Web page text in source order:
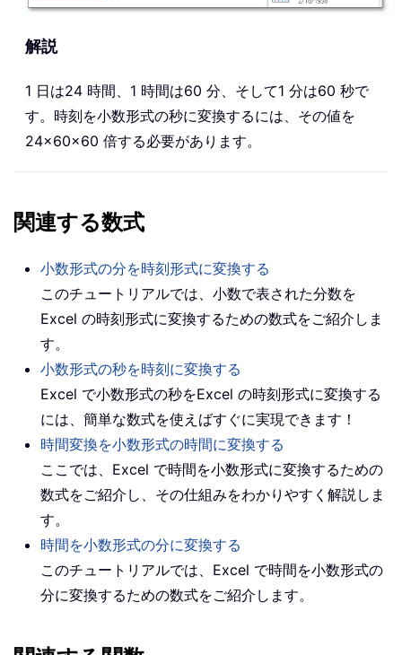
解説
1 日は24 時間、1 時間は60 分、そして1 分は60 秒で
す。時刻を小数形式の秒に変換するには、その値を
24×60×60 倍する必要があります。
関連する数式
小数形式の分を時刻形式に変換する
このチュートリアルでは、小数で表された分数を
Excel の時刻形式に変換するための数式をご紹介しま
す。
小数形式の秒を時刻に変換する
Excel で小数形式の秒をExcel の時刻形式に変換する
には、簡単な数式を使えばすぐに実現できます！
時間変換を小数形式の時間に変換する
ここでは、Excel で時間を小数形式に変換するための
数式をご紹介し、その仕組みをわかりやすく解説しま
す。
時間を小数形式の分に変換する
このチュートリアルでは、Excel で時間を小数形式の
分に変換するための数式をご紹介します。